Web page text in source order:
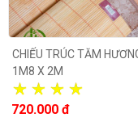
CHIẾU TRÚC TĂM
1M8 X 2M
720.000 đ